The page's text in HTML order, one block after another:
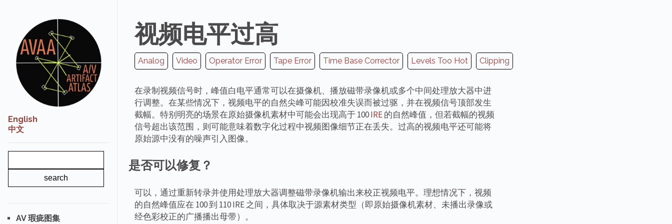
English
中文
AV 瑕疵图集
视频电平过高
Analog Video Operator Error Tape Error Time Base Corrector Levels Too Hot Clipping
在录制视频信号时，峰值白电平通常可以在摄像机、播放磁带录像机或多个中间处理放大器中进
行调整。在某些情况下，视频电平的自然尖峰可能因校准失误而被过驱，并在视频信号顶部发生
截幅。特别明亮的场景在原始摄像机素材中可能会出现高于 100IRE的自然峰值，但若截幅的视频
信号超出该范围，则可能意味着数字化过程中视频图像细节正在丢失。过高的视频电平还可能将
原始源中没有的噪声引入图像。
是否可以修复？
可以，通过重新转录并使用处理放大器调整磁带录像机输出来校正视频电平。理想情况下，视频
的自然峰值应在 100 到 110 IRE 之间，具体取决于源素材类型（即原始摄像机素材、未播出录像或
经色彩校正的广播播出母带）。